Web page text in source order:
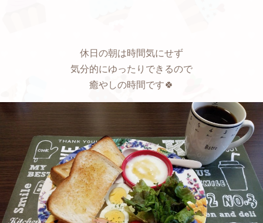
休日の朝は時間気にせず
気分的にゆったりできるので
癒やしの時間です🍀